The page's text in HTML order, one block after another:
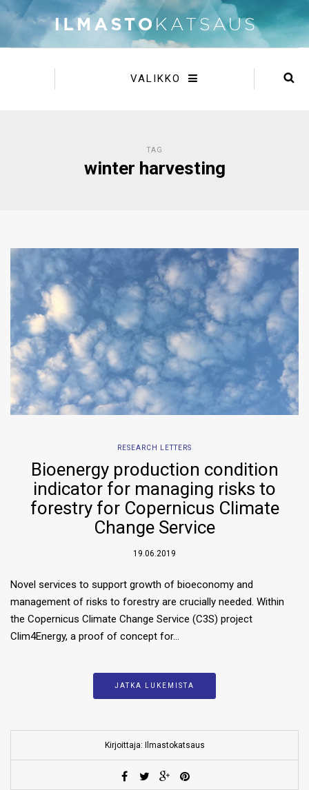
VALIKKO
TAG
winter harvesting
RESEARCH LETTERS
Bioenergy production condition
indicator for managing risks to
forestry for Copernicus Climate
Change Service
19.06.2019
Novel services to support growth of bioeconomy and
management of risks to forestry are crucially needed. Within
the Copernicus Climate Change Service (C3S) project
Clim4Energy, a proof of concept for…
JATKA LUKEMISTA
Kirjoittaja: Ilmastokatsaus